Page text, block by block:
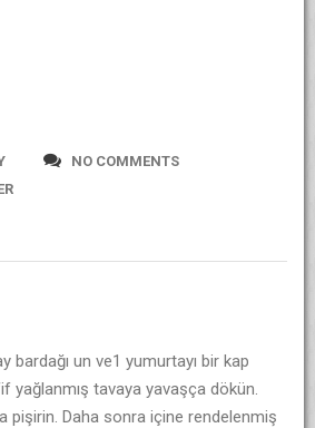
NO COMMENTS
bardağı un ve1 yumurtayı bir kap
yağlanmış tavaya yavaşça dökün.
pişirin. Daha sonra içine rendelenmiş